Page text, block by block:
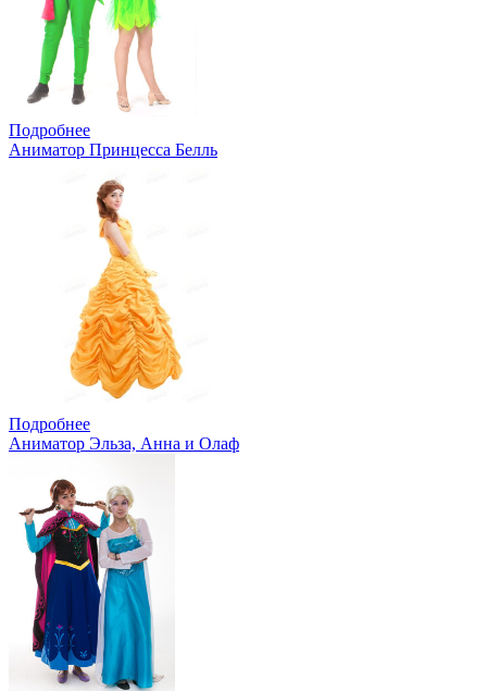
Подробнее
Аниматор Принцесса Белль
Подробнее
Аниматор Эльза, Анна и Олаф